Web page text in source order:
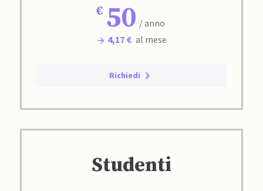
50 / anno
4,17 € al mese
Richiedi
Studenti